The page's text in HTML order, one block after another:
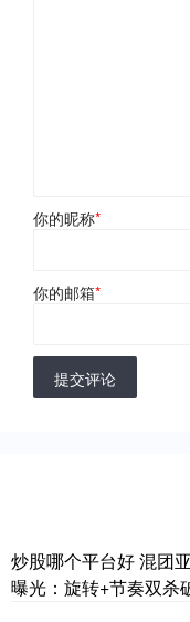
你的昵称*
你的邮箱*
提交评论
炒股哪个平台好 混团
曝光：旋转+节奏双杀